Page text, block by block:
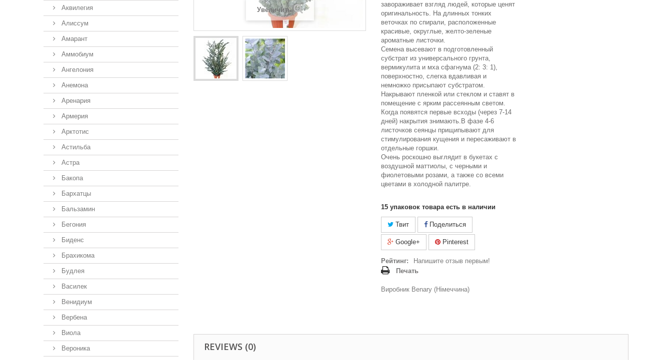
Аквилегия
Алиссум
Амарант
Аммобиум
Ангелония
Анемона
Аренария
Армерия
Арктотис
Астильба
Астра
Бакопа
Бархатцы
Бальзамин
Бегония
Биденс
Брахикома
Будлея
Василек
Венидиум
Вербена
Виола
Вероника
Увеличить
завораживает взгляд людей, которые ценят
оригинальность. На длинных тонких
веточках по спирали, расположенные
красивые, округлые, желто-зеленые
ароматные листочки.
Семена высевают в подготовленный
субстрат из универсального грунта,
вермикулита и мха сфагнума (2: 3: 1),
поверхностно, слегка вдавливая и
немножко присыпают субстратом.
Накрывают пленкой или стеклом и ставят в
помещение с ярким рассеянным светом.
Когда появятся первые всходы (через 7-14
дней) накрытия знимають.В фазе 4-6
листочков сеянцы прищипывают для
стимулирования кущения и пересаживают в
отдельные горшки.
Очень роскошно выглядит в букетах с
воздушной маттиолы, с черными и
фиолетовыми розами, а также со всеми
цветами в холодной палитре.
15 упаковок товара есть в наличии
Твит Поделиться
Google+ Pinterest
Рейтинг:
Напишите отзыв первым!
Печать
Виробник Benary (Німеччина)
REVIEWS (0)